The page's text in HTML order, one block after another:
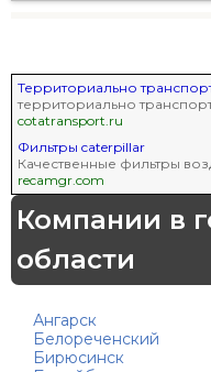
Территориально
территориально
cotatransport.ru
Фильтры caterpillar
Качественные фильтры
recamgr.com
Компании в
области
Ангарск
Белореченский
Бирюсинск